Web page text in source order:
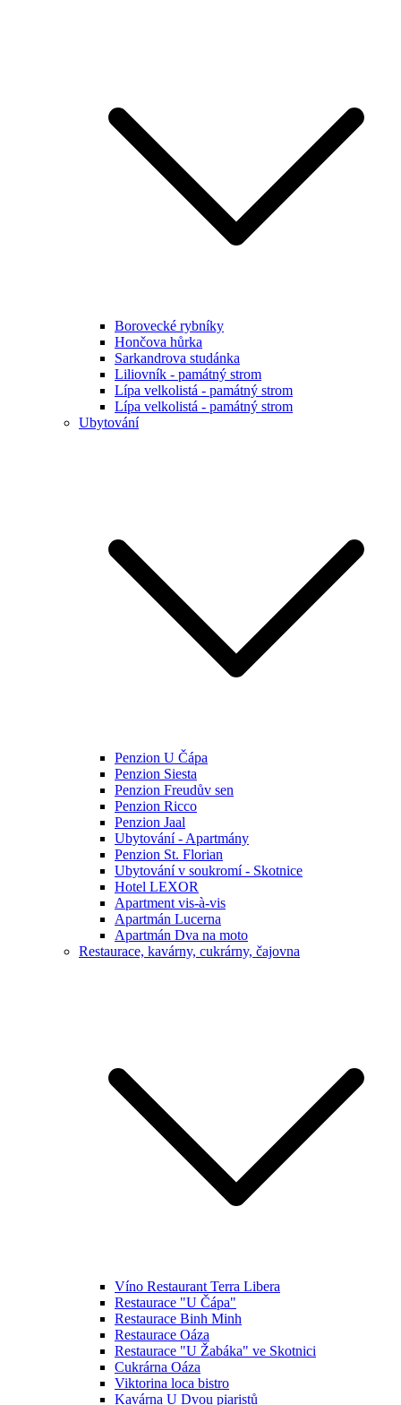
Borovecké rybníky
Hončova hůrka
Sarkandrova studánka
Liliovník - památný strom
Lípa velkolistá - památný strom
Lípa velkolistá - památný strom
Ubytování
Penzion U Čápa
Penzion Siesta
Penzion Freudův sen
Penzion Ricco
Penzion Jaal
Ubytování - Apartmány
Penzion St. Florian
Ubytování v soukromí - Skotnice
Hotel LEXOR
Apartment vis-à-vis
Apartmán Lucerna
Apartmán Dva na moto
Restaurace, kavárny, cukrárny, čajovna
Víno Restaurant Terra Libera
Restaurace "U Čápa"
Restaurace Binh Minh
Restaurace Oáza
Restaurace "U Žabáka" ve Skotnici
Cukrárna Oáza
Viktorina loca bistro
Kavárna U Dvou piaristů